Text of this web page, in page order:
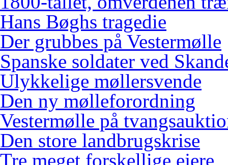
Hans Bøghs tragedie
Der grubbes på Vestermølle
Spanske soldater ved
Ulykkelige møllersvende
Den ny mølleforordning
Vestermølle på
Den store landbrugskrise
Tre meget forskellige ejere